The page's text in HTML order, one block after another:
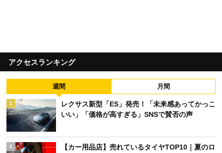
アクセスランキング
週間 月間
1
レクサス新型「ES」発売！「未来感あってかっこ
いい」「価格が高すぎる」SNSで賛否の声
2
【カー用品店】売れているタイヤTOP10｜夏のロ